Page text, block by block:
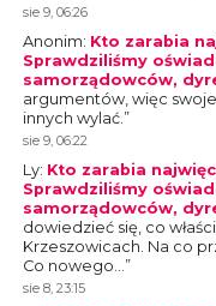
sie 9, 06:26
Anonim: Kto zarabia
Sprawdziliśmy
samorządowców,
argumentów, więc
innych wylać. ”
sie 9, 06:22
Ly: Kto zarabia
Sprawdziliśmy
samorządowców,
dowiedzieć się, co
Krzeszowicach. Na co
Co nowego… ”
sie 8, 23:15